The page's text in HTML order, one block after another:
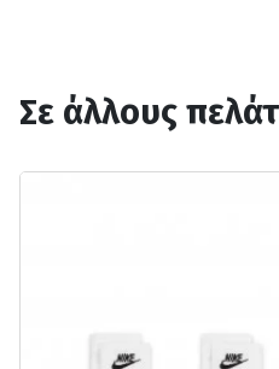
Σε άλλους